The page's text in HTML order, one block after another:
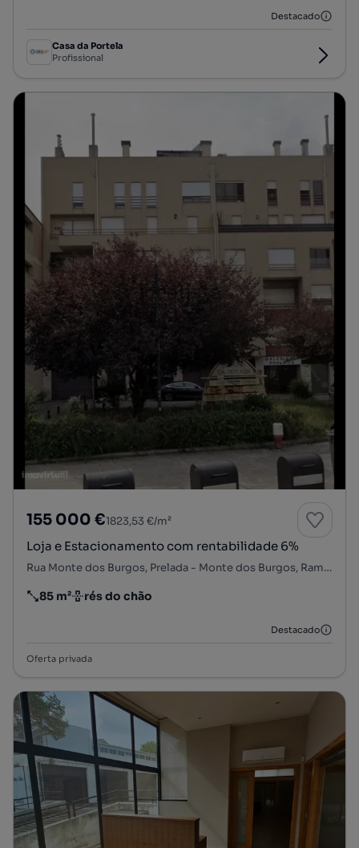
Destacado
Casa da Portela
Profissional
155 000 €1823,53 €/m²
Loja e Estacionamento com rentabilidade 6%
Rua Monte dos Burgos, Prelada - Monte dos Burgos, Ramalde, Porto, Porto
Preço por metro quadrado
85 m²
Andar rés do chão
Destacado
Oferta privada